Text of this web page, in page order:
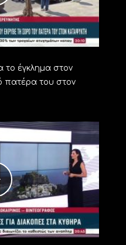
το έγκλημα στον
πατέρα του στον